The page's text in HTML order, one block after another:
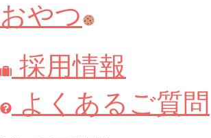
おやつ
採用情報
よくあるご質問